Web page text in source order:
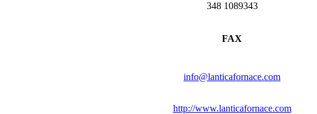
348 1089343
FAX
info@lanticafornace.com
http://www.lanticafornace.com